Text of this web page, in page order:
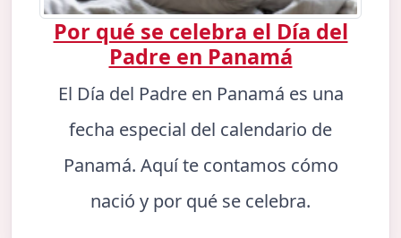
Por qué se celebra el Día del
Padre en Panamá
El Día del Padre en Panamá es una
fecha especial del calendario de
Panamá. Aquí te contamos cómo
nació y por qué se celebra.